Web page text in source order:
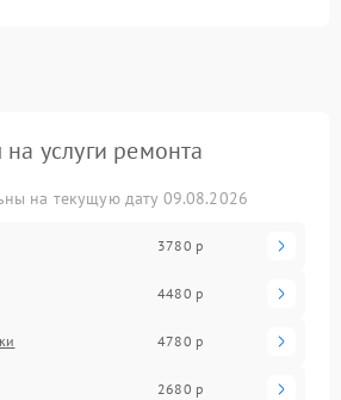
услуги ремонта
на текущую дату 09.08.2026
3780 р
4480 р
4780 р
2680 р